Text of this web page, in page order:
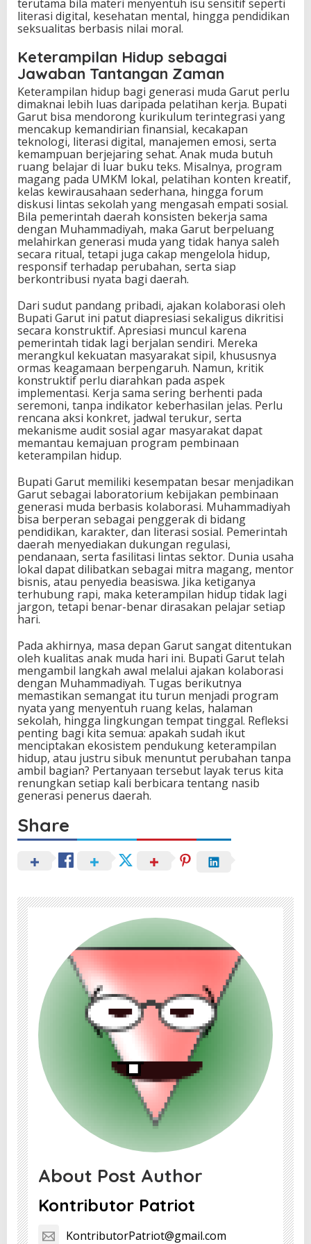
terutama bila materi menyentuh isu sensitif seperti
literasi digital, kesehatan mental, hingga pendidikan
seksualitas berbasis nilai moral.
Keterampilan Hidup sebagai
Jawaban Tantangan Zaman
Keterampilan hidup bagi generasi muda Garut perlu
dimaknai lebih luas daripada pelatihan kerja. Bupati
Garut bisa mendorong kurikulum terintegrasi yang
mencakup kemandirian finansial, kecakapan
teknologi, literasi digital, manajemen emosi, serta
kemampuan berjejaring sehat. Anak muda butuh
ruang belajar di luar buku teks. Misalnya, program
magang pada UMKM lokal, pelatihan konten kreatif,
kelas kewirausahaan sederhana, hingga forum
diskusi lintas sekolah yang mengasah empati sosial.
Bila pemerintah daerah konsisten bekerja sama
dengan Muhammadiyah, maka Garut berpeluang
melahirkan generasi muda yang tidak hanya saleh
secara ritual, tetapi juga cakap mengelola hidup,
responsif terhadap perubahan, serta siap
berkontribusi nyata bagi daerah.
Dari sudut pandang pribadi, ajakan kolaborasi oleh
Bupati Garut ini patut diapresiasi sekaligus dikritisi
secara konstruktif. Apresiasi muncul karena
pemerintah tidak lagi berjalan sendiri. Mereka
merangkul kekuatan masyarakat sipil, khususnya
ormas keagamaan berpengaruh. Namun, kritik
konstruktif perlu diarahkan pada aspek
implementasi. Kerja sama sering berhenti pada
seremoni, tanpa indikator keberhasilan jelas. Perlu
rencana aksi konkret, jadwal terukur, serta
mekanisme audit sosial agar masyarakat dapat
memantau kemajuan program pembinaan
keterampilan hidup.
Bupati Garut memiliki kesempatan besar menjadikan
Garut sebagai laboratorium kebijakan pembinaan
generasi muda berbasis kolaborasi. Muhammadiyah
bisa berperan sebagai penggerak di bidang
pendidikan, karakter, dan literasi sosial. Pemerintah
daerah menyediakan dukungan regulasi,
pendanaan, serta fasilitasi lintas sektor. Dunia usaha
lokal dapat dilibatkan sebagai mitra magang, mentor
bisnis, atau penyedia beasiswa. Jika ketiganya
terhubung rapi, maka keterampilan hidup tidak lagi
jargon, tetapi benar-benar dirasakan pelajar setiap
hari.
Pada akhirnya, masa depan Garut sangat ditentukan
oleh kualitas anak muda hari ini. Bupati Garut telah
mengambil langkah awal melalui ajakan kolaborasi
dengan Muhammadiyah. Tugas berikutnya
memastikan semangat itu turun menjadi program
nyata yang menyentuh ruang kelas, halaman
sekolah, hingga lingkungan tempat tinggal. Refleksi
penting bagi kita semua: apakah sudah ikut
menciptakan ekosistem pendukung keterampilan
hidup, atau justru sibuk menuntut perubahan tanpa
ambil bagian? Pertanyaan tersebut layak terus kita
renungkan setiap kali berbicara tentang nasib
generasi penerus daerah.
Share
About Post Author
Kontributor Patriot
KontributorPatriot@gmail.com